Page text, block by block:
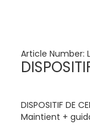
Article Number:
DISPOSITIF DE
Maintient +